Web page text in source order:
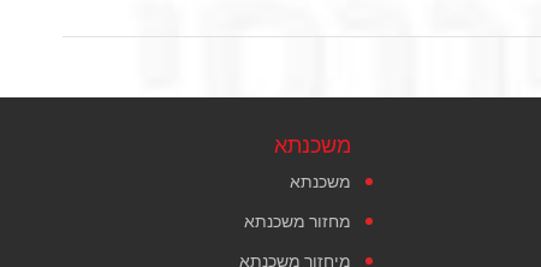
משכנתא
משכנתא
מחזור משכנתא
מיחזור משכנתא